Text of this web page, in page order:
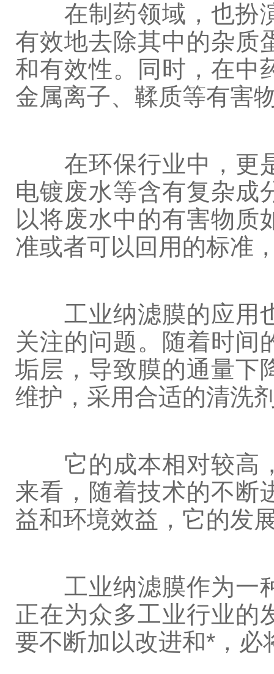
在制药领域，也扮演
有效地去除其中的杂质
和有效性。同时，在中
金属离子、鞣质等有害
在环保行业中，更是
电镀废水等含有复杂成
以将废水中的有害物质
准或者可以回用的标准
工业纳滤膜的应用也
关注的问题。随着时间
垢层，导致膜的通量下
维护，采用合适的清洗
它的成本相对较高，
来看，随着技术的不断
益和环境效益，它的发
工业纳滤膜作为一种
正在为众多工业行业的
要不断加以改进和*，必